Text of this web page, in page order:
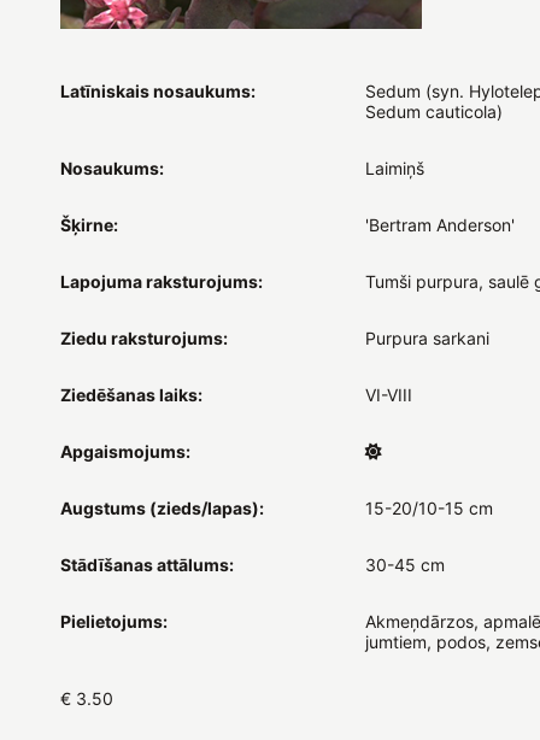
Latīniskais nosaukums:
Sedum (syn.
Sedum cauticola)
Nosaukums: Laimiņš
Šķirne: 'Bertram Anderson'
Lapojuma raksturojums: Tumši purpura, saulē
Ziedu raksturojums: Purpura sarkani
Ziedēšanas laiks: VI-VIII
Apgaismojums:
Augstums (zieds/lapas): 15-20/10-15 cm
Stādīšanas attālums: 30-45 cm
Pielietojums:
Akmeņdārzos,
jumtiem, podos,
€ 3.50